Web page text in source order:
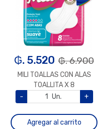
₲. 5.520 ₲. 6.900
MILI TOALLAS CON ALAS
TOALLITA X 8
-
Un. +
Agregar al carrito